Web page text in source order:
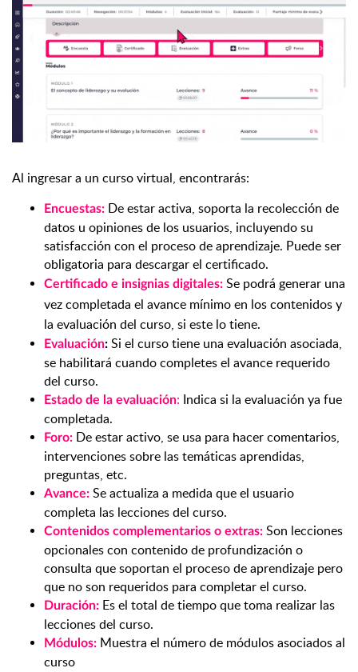
Al ingresar a un curso virtual, encontrarás:
Encuestas: De estar activa, soporta la recolección de
datos u opiniones de los usuarios, incluyendo su
satisfacción con el proceso de aprendizaje. Puede ser
obligatoria para descargar el certificado.
Certificado e insignias digitales: Se podrá generar una
vez completada el avance mínimo en los contenidos y
la evaluación del curso, si este lo tiene.
Evaluación: Si el curso tiene una evaluación asociada,
se habilitará cuando completes el avance requerido
del curso.
Estado de la evaluación: Indica si la evaluación ya fue
completada.
Foro: De estar activo, se usa para hacer comentarios,
intervenciones sobre las temáticas aprendidas,
preguntas, etc.
Avance: Se actualiza a medida que el usuario
completa las lecciones del curso.
Contenidos complementarios o extras: Son lecciones
opcionales con contenido de profundización o
consulta que soportan el proceso de aprendizaje pero
que no son requeridos para completar el curso.
Duración: Es el total de tiempo que toma realizar las
lecciones del curso.
Módulos: Muestra el número de módulos asociados al
curso